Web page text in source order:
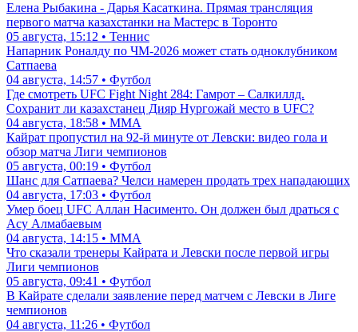
Елена Рыбакина - Дарья Касаткина. Прямая трансляция
первого матча казахстанки на Мастерс в Торонто
05 августа, 15:12 • Теннис
Напарник Роналду по ЧМ-2026 может стать одноклубником
Сатпаева
04 августа, 14:57 • Футбол
Где смотреть UFC Fight Night 284: Гамрот – Салкиллд.
Сохранит ли казахстанец Дияр Нургожай место в UFC?
04 августа, 18:58 • ММА
Кайрат пропустил на 92-й минуте от Левски: видео гола и
обзор матча Лиги чемпионов
05 августа, 00:19 • Футбол
Шанс для Сатпаева? Челси намерен продать трех нападающих
04 августа, 17:03 • Футбол
Умер боец UFC Аллан Насименто. Он должен был драться с
Асу Алмабаевым
04 августа, 14:15 • ММА
Что сказали тренеры Кайрата и Левски после первой игры
Лиги чемпионов
05 августа, 09:41 • Футбол
В Кайрате сделали заявление перед матчем с Левски в Лиге
чемпионов
04 августа, 11:26 • Футбол